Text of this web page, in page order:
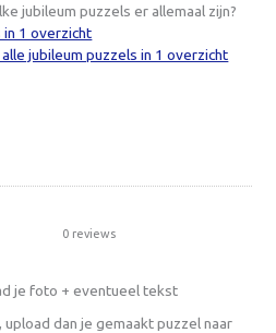
jubileum puzzels er allemaal zijn?
in 1 overzicht
jubileum puzzels in 1 overzicht
0 reviews
je foto + eventueel tekst
dan je gemaakt puzzel naar